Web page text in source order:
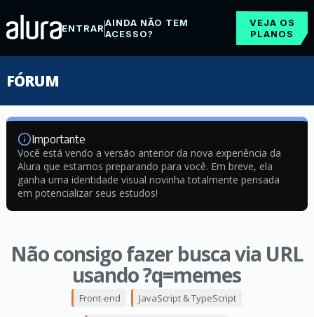
ENTRARAINDA NÃO TEM
ACESSO?
VEJA OS
PLANOS
FÓRUM
Importante
Você está vendo a versão anterior da nova experiência da
Alura que estamos preparando para você. Em breve, ela
ganha uma identidade visual novinha totalmente pensada
em potencializar seus estudos!
Não consigo fazer busca via URL
usando ?q=memes
Front-end JavaScript & TypeScript